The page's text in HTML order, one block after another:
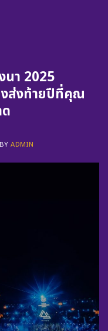
นา 2025
ส่งท้ายปีที่คุณ
BYADMIN